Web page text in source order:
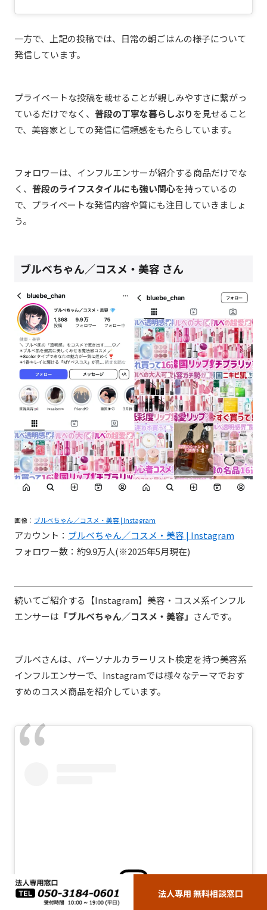
一方で、上記の投稿では、日常の朝ごはんの様子について
発信しています。
プライベートな投稿を載せることが親しみやすさに繋がっ
ているだけでなく、 普段の丁寧な暮らしぶりを見せること
で、美容家としての発信に信頼感をもたらしています。
フォロワーは、インフルエンサーが紹介する商品だけでな
く、 普段のライフスタイルにも強い関心を持っているの
で、プライベートな発信内容や質にも注目していきましょ
う。
ブルベちゃん／コスメ・美容 さん
画像： ブルベちゃん／コスメ・美容 | Instagram
アカウント： ブルベちゃん／コスメ・美容 | Instagram
フォロワー数：約9.9万人(※2025年5月現在)
続いてご紹介する【Instagram】美容・コスメ系インフル
エンサーは 「ブルベちゃん／コスメ・美容」 さんです。
ブルベさんは、パーソナルカラーリスト検定を持つ美容系
インフルエンサーで、 Instagramでは様々なテーマでおす
すめのコスメ商品を紹介しています。
法人専用 無料相談窓口